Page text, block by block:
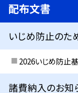
配布文書
いじめ防止のた
2026いじめ防止
諸費納入のお知